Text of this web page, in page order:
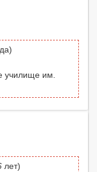
училище им.
лет)